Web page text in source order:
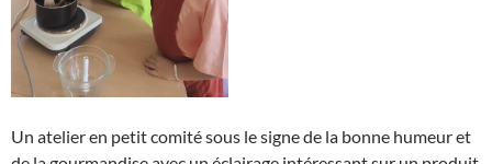
Un atelier en petit comité sous le signe de la bonne humeur et